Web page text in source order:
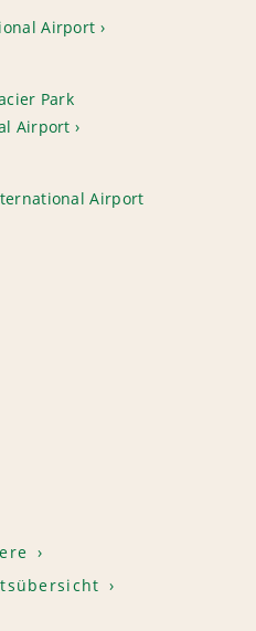
Airport
Park
Airport
Airport